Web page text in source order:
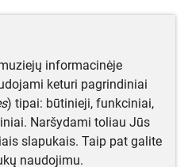
informacinėje
keturi pagrindiniai
) tipai: būtinieji, funkciniai,
Naršydami toliau Jūs
slapukais. Taip pat galite
naudojimu.